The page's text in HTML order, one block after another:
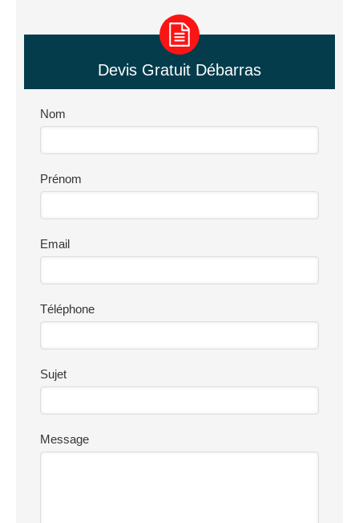
Devis Gratuit Débarras
Nom
Prénom
Email
Téléphone
Sujet
Message